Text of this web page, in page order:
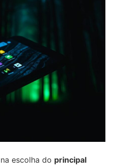
escolha do principal